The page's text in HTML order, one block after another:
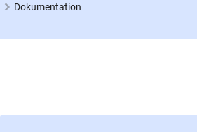
Dokumentation